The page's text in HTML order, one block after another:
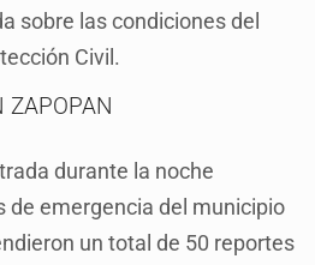
sobre las condiciones del
Civil.
ZAPOPAN
durante la noche
de emergencia del municipio
un total de 50 reportes